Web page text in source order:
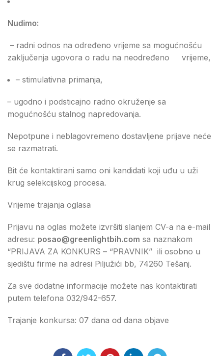
Nudimo:
– radni odnos na određeno vrijeme sa mogućnošću
zaključenja ugovora o radu na neodređeno vrijeme,
– stimulativna primanja,
– ugodno i podsticajno radno okruženje sa
mogućnošću stalnog napredovanja.
Nepotpune i neblagovremeno dostavljene prijave neće
se razmatrati.
Bit će kontaktirani samo oni kandidati koji uđu u uži
krug selekcijskog procesa.
Vrijeme trajanja oglasa
Prijavu na oglas možete izvršiti slanjem CV-a na e-mail
adresu: posao@greenlightbih.com sa naznakom
“PRIJAVA ZA KONKURS – “PRAVNIK” ili osobno u
sjedištu firme na adresi Piljužići bb, 74260 Tešanj.
Za sve dodatne informacije možete nas kontaktirati
putem telefona 032/942-657.
Trajanje konkursa: 07 dana od dana objave